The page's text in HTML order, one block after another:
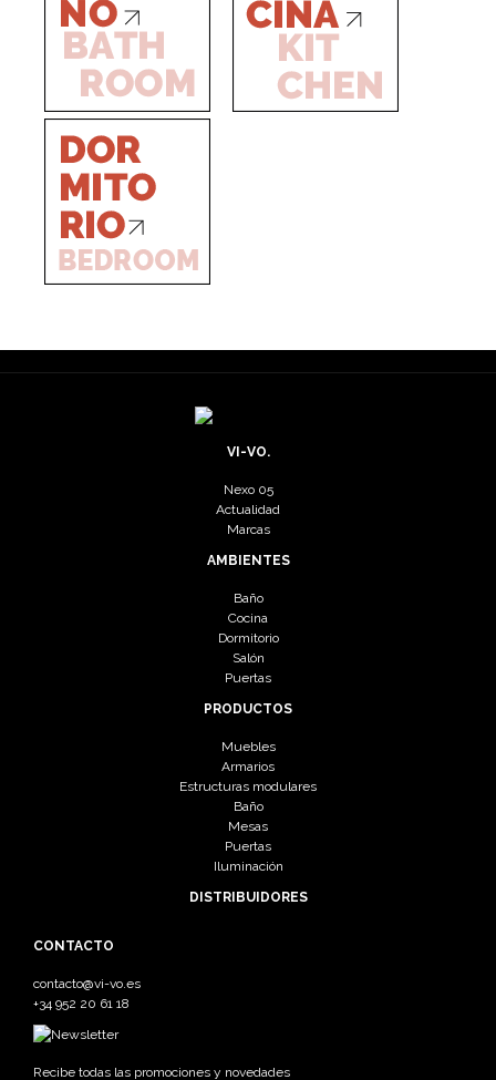
VI-VO.
Nexo 05
Actualidad
Marcas
AMBIENTES
Baño
Cocina
Dormitorio
Salón
Puertas
PRODUCTOS
Muebles
Armarios
Estructuras modulares
Baño
Mesas
Puertas
Iluminación
DISTRIBUIDORES
CONTACTO
contacto@vi-vo.es
+34 952 20 61 18
Recibe todas las promociones y novedades